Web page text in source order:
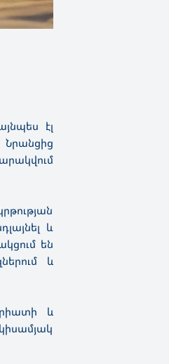
էլ
և
են
և
և